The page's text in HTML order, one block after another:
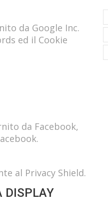
da Google Inc.
ed il Cookie
da Facebook,
al Privacy Shield.
DISPLAY